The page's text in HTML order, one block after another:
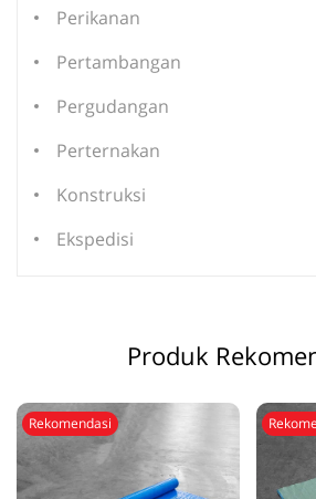
Perikanan
Pertambangan
Pergudangan
Perternakan
Konstruksi
Ekspedisi
Produk
Rekomendasi